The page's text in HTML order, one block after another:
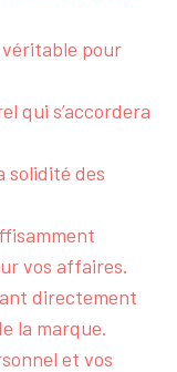
pour
qui s’accordera
solidité des
vos affaires.
directement
la marque.
et vos